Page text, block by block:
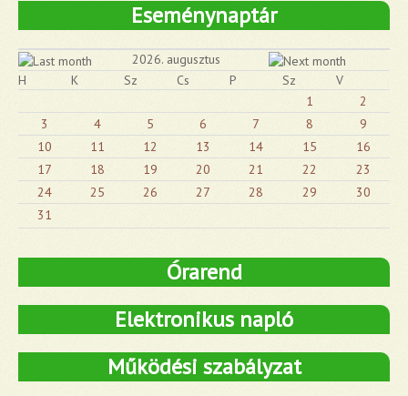
Eseménynaptár
2026. augusztus
H
K Sz Cs P Sz
V
1
2
3
4 5 6 7 8
9
10
11 12 13 14 15
16
17
18 19 20 21 22
23
24
25 26 27 28 29
30
31
Órarend
Elektronikus napló
Működési szabályzat